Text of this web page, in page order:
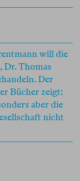
will die
Dr. Thomas
Der
Bücher zeigt:
aber die
nicht